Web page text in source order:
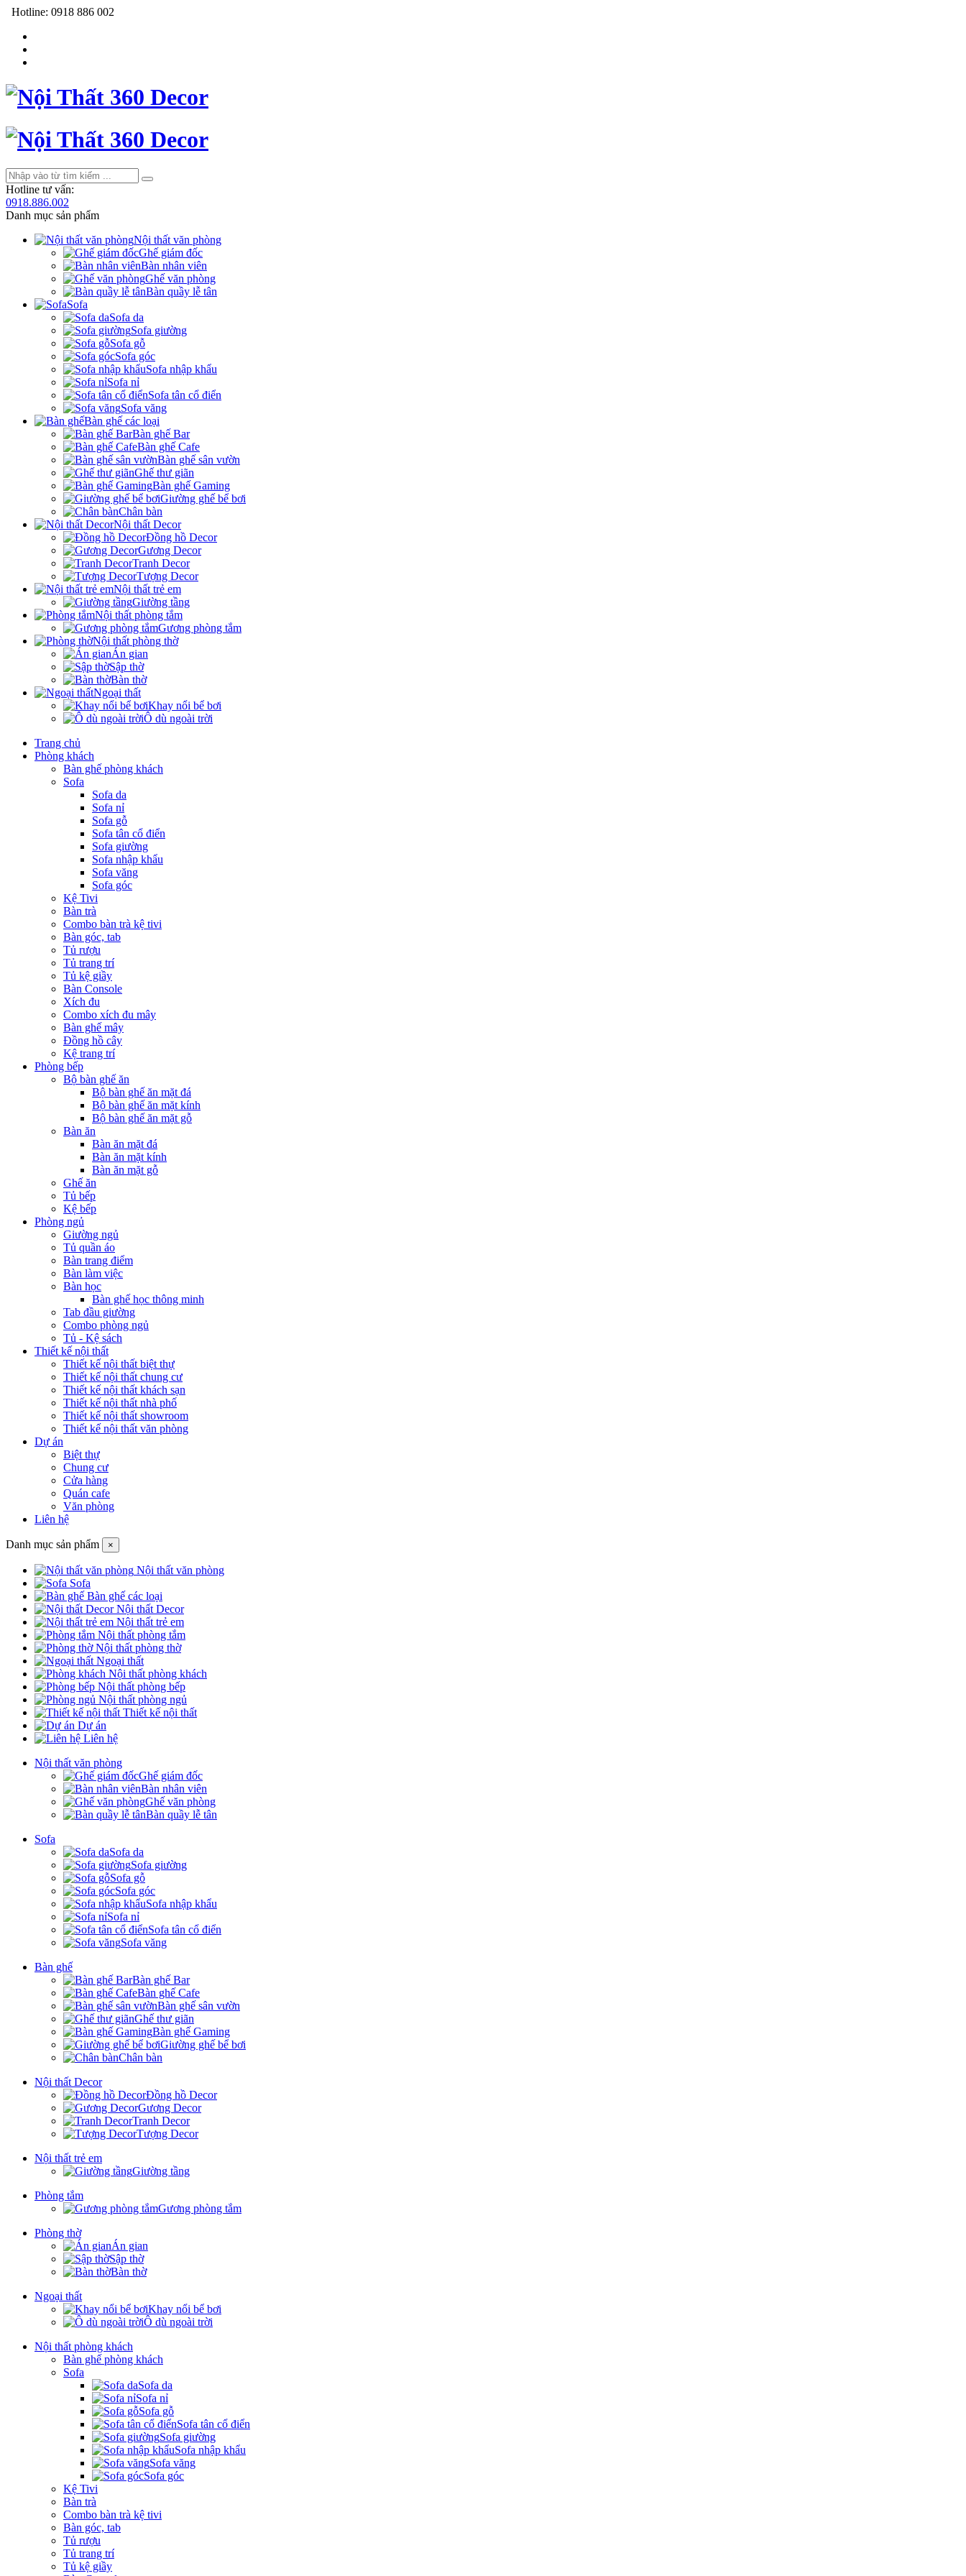
Hotline: 0918 886 002
Hotline tư vấn:
0918.886.002
Danh mục sản phẩm
Nội thất văn phòng
Ghế giám đốc
Bàn nhân viên
Ghế văn phòng
Bàn quầy lễ tân
Sofa
Sofa da
Sofa giường
Sofa gỗ
Sofa góc
Sofa nhập khẩu
Sofa nỉ
Sofa tân cổ điển
Sofa văng
Bàn ghế các loại
Bàn ghế Bar
Bàn ghế Cafe
Bàn ghế sân vườn
Ghế thư giãn
Bàn ghế Gaming
Giường ghế bể bơi
Chân bàn
Nội thất Decor
Đồng hồ Decor
Gương Decor
Tranh Decor
Tượng Decor
Nội thất trẻ em
Giường tầng
Nội thất phòng tắm
Gương phòng tắm
Nội thất phòng thờ
Án gian
Sập thờ
Bàn thờ
Ngoại thất
Khay nổi bể bơi
Ô dù ngoài trời
Trang chủ
Phòng khách
Bàn ghế phòng khách
Sofa
Sofa da
Sofa nỉ
Sofa gỗ
Sofa tân cổ điển
Sofa giường
Sofa nhập khẩu
Sofa văng
Sofa góc
Kệ Tivi
Bàn trà
Combo bàn trà kệ tivi
Bàn góc, tab
Tủ rượu
Tủ trang trí
Tủ kệ giầy
Bàn Console
Xích đu
Combo xích đu mây
Bàn ghế mây
Đồng hồ cây
Kệ trang trí
Phòng bếp
Bộ bàn ghế ăn
Bộ bàn ghế ăn mặt đá
Bộ bàn ghế ăn mặt kính
Bộ bàn ghế ăn mặt gỗ
Bàn ăn
Bàn ăn mặt đá
Bàn ăn mặt kính
Bàn ăn mặt gỗ
Ghế ăn
Tủ bếp
Kệ bếp
Phòng ngủ
Giường ngủ
Tủ quần áo
Bàn trang điểm
Bàn làm việc
Bàn học
Bàn ghế học thông minh
Tab đầu giường
Combo phòng ngủ
Tủ - Kệ sách
Thiết kế nội thất
Thiết kế nội thất biệt thự
Thiết kế nội thất chung cư
Thiết kế nội thất khách sạn
Thiết kế nội thất nhà phố
Thiết kế nội thất showroom
Thiết kế nội thất văn phòng
Dự án
Biệt thự
Chung cư
Cửa hàng
Quán cafe
Văn phòng
Liên hệ
Danh mục sản phẩm ×
Nội thất văn phòng
Sofa
Bàn ghế các loại
Nội thất Decor
Nội thất trẻ em
Nội thất phòng tắm
Nội thất phòng thờ
Ngoại thất
Nội thất phòng khách
Nội thất phòng bếp
Nội thất phòng ngủ
Thiết kế nội thất
Dự án
Liên hệ
Nội thất văn phòng
Ghế giám đốc
Bàn nhân viên
Ghế văn phòng
Bàn quầy lễ tân
Sofa
Sofa da
Sofa giường
Sofa gỗ
Sofa góc
Sofa nhập khẩu
Sofa nỉ
Sofa tân cổ điển
Sofa văng
Bàn ghế
Bàn ghế Bar
Bàn ghế Cafe
Bàn ghế sân vườn
Ghế thư giãn
Bàn ghế Gaming
Giường ghế bể bơi
Chân bàn
Nội thất Decor
Đồng hồ Decor
Gương Decor
Tranh Decor
Tượng Decor
Nội thất trẻ em
Giường tầng
Phòng tắm
Gương phòng tắm
Phòng thờ
Án gian
Sập thờ
Bàn thờ
Ngoại thất
Khay nổi bể bơi
Ô dù ngoài trời
Nội thất phòng khách
Bàn ghế phòng khách
Sofa
Sofa da
Sofa nỉ
Sofa gỗ
Sofa tân cổ điển
Sofa giường
Sofa nhập khẩu
Sofa văng
Sofa góc
Kệ Tivi
Bàn trà
Combo bàn trà kệ tivi
Bàn góc, tab
Tủ rượu
Tủ trang trí
Tủ kệ giầy